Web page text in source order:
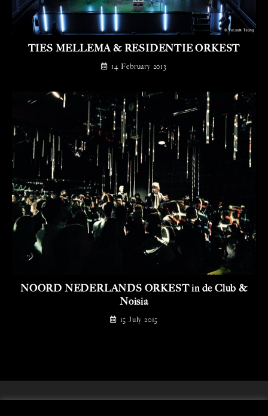
TIES MELLEMA & RESIDENTIE ORKEST
14 February 2013
NOORD NEDERLANDS ORKEST in de Club &
Noisia
15 July 2015